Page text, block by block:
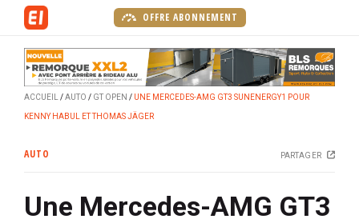
OFFRE ABONNEMENT
ACCUEIL AUTO GT OPEN UNE MERCEDES-AMG GT3 SUNENERGY1 POUR
KENNY HABUL ET THOMAS JÄGER
AUTO PARTAGER
Une Mercedes-AMG GT3